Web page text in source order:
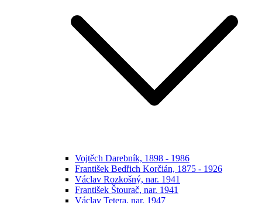
Vojtěch Darebník, 1898 - 1986
František Bedřich Korčián, 1875 - 1926
Václav Rozkošný, nar. 1941
František Štourač, nar. 1941
Václav Tetera, nar. 1947